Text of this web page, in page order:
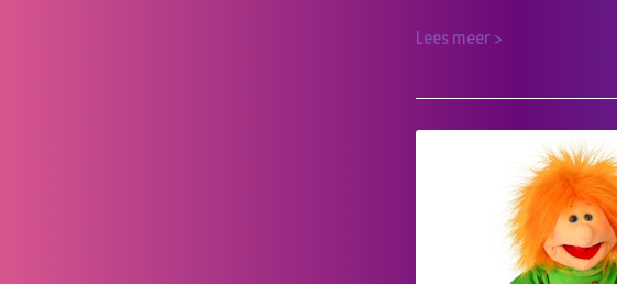
Lees meer >